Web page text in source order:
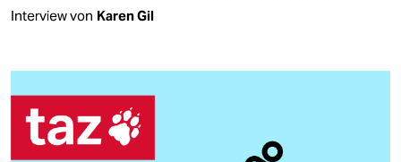
Interview von Karen Gil